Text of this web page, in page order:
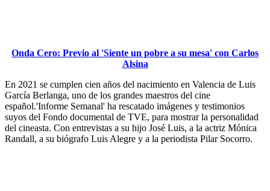
Onda Cero: Previo al 'Siente un pobre a su mesa' con Carlos
Alsina
En 2021 se cumplen cien años del nacimiento en Valencia de Luis
García Berlanga, uno de los grandes maestros del cine
español.'Informe Semanal' ha rescatado imágenes y testimonios
suyos del Fondo documental de TVE, para mostrar la personalidad
del cineasta. Con entrevistas a su hijo José Luis, a la actriz Mónica
Randall, a su biógrafo Luis Alegre y a la periodista Pilar Socorro.